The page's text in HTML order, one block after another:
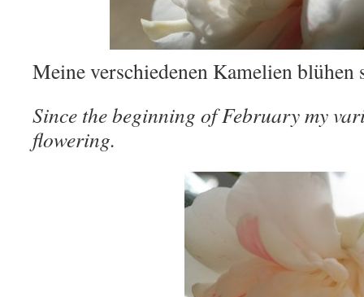
Meine verschiedenen Kamelien blühen
Since the beginning of February my
flowering.